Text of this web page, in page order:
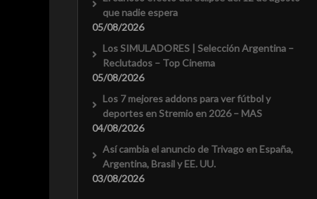
que nadie espera
05/08/2026
Los SIMULADORES | Selección Argentina –
Reclutados – Top Cinema
05/08/2026
Los 7 mejores addons para ver fútbol y
deportes en Stremio en 2026 – MAS
04/08/2026
Así cambia el anuncio de Trivago en España,
Argentina, Brasil y EE. UU.
03/08/2026